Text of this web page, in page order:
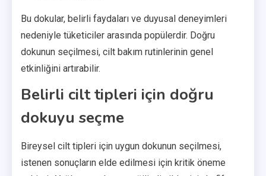
Bu dokular, belirli faydaları ve duyusal deneyimleri
nedeniyle tüketiciler arasında popülerdir. Doğru
dokunun seçilmesi, cilt bakım rutinlerinin genel
etkinliğini artırabilir.
Belirli cilt tipleri için doğru
dokuyu seçme
Bireysel cilt tipleri için uygun dokunun seçilmesi,
istenen sonuçların elde edilmesi için kritik öneme